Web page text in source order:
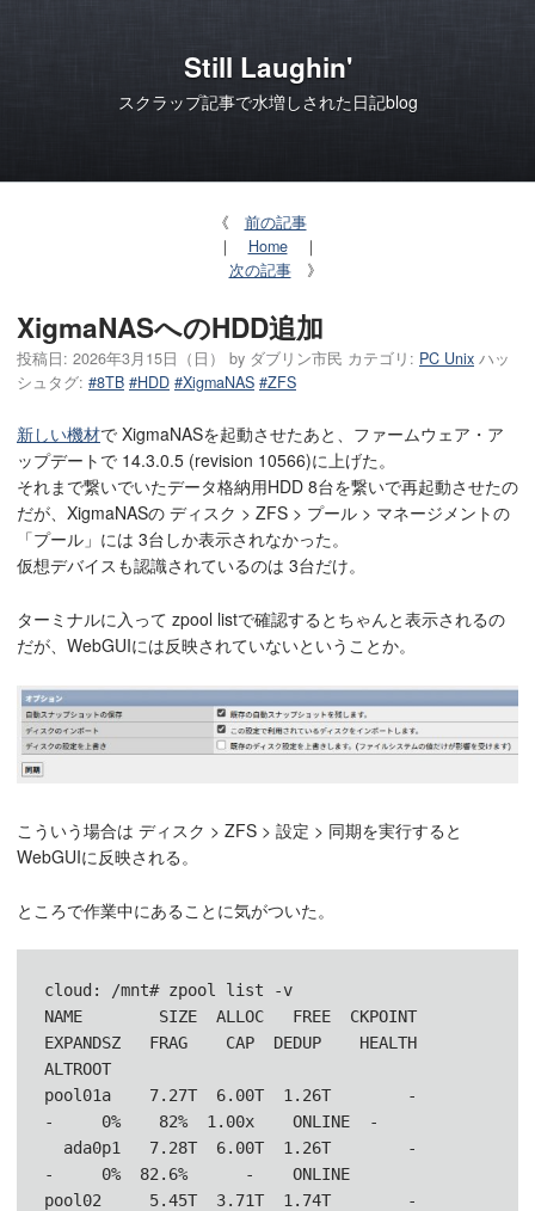
Still Laughin'
スクラップ記事で水増しされた日記blog
《 前の記事
｜ Home｜
次の記事》
XigmaNASへのHDD追加
投稿日: 2026年3月15日（日） by ダブリン市民 カテゴリ: PC Unix ハッ
シュタグ: #8TB #HDD #XigmaNAS #ZFS
新しい機材で XigmaNASを起動させたあと、ファームウェア・ア
ップデートで 14.3.0.5 (revision 10566)に上げた。
それまで繋いでいたデータ格納用HDD 8台を繋いで再起動させたの
だが、XigmaNASの ディスク > ZFS > プール > マネージメントの
「プール」には 3台しか表示されなかった。
仮想デバイスも認識されているのは 3台だけ。
ターミナルに入って zpool listで確認するとちゃんと表示されるの
だが、WebGUIには反映されていないということか。
こういう場合は ディスク > ZFS > 設定 > 同期を実行すると
WebGUIに反映される。
ところで作業中にあることに気がついた。
cloud: /mnt# zpool list -v
NAME        SIZE  ALLOC   FREE  CKPOINT
EXPANDSZ   FRAG    CAP  DEDUP    HEALTH
ALTROOT
pool01a    7.27T  6.00T  1.26T        -
-     0%    82%  1.00x    ONLINE  -
-     0%  82.6%      -    ONLINE
pool02     5.45T  3.71T  1.74T        -